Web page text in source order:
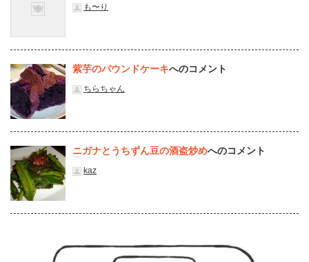
も〜り
紫芋のパウンドケーキへのコメント
ちらちゃん
ニガナとうちずん豆の酒盗炒めへのコメント
kaz